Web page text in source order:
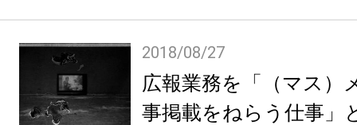
2018/08/27
広報業務を「（マス）
事掲載をねらう仕事」